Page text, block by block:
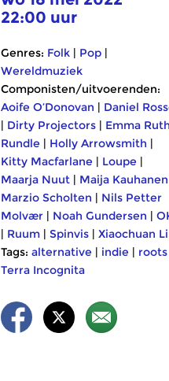
22:00 uur
Genres: Folk | Pop |
Wereldmuziek
Componisten/uitvoerenden:
Aoife O’Donovan | Daniel
| Dirty Projectors | Emma Ruth
Rundle | Holly Arrowsmith |
Kitty Macfarlane | Loupe |
Maarja Nuut | Maija Kauhanen
Marzio Scholten | Nils Petter
Molvær | Noah Gundersen |
| Ruum | Spinvis | Xiaochuan Li
Tags: alternative | indie | roots
Terra Incognita